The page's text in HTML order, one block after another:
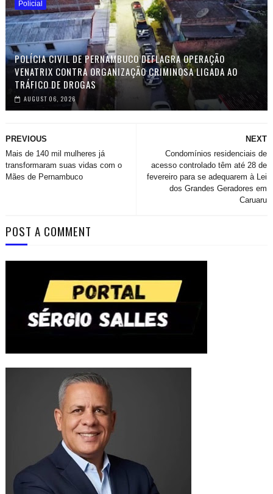
Policial
POLÍCIA CIVIL DE PERNAMBUCO DEFLAGRA OPERAÇÃO
VENATRIX CONTRA ORGANIZAÇÃO CRIMINOSA LIGADA AO
TRÁFICO DE DROGAS
AUGUST 06, 2026
NEXT
Condomínios residenciais de
acesso controlado têm até 28 de
fevereiro para se adequarem à Lei
dos Grandes Geradores em
Caruaru
PREVIOUS
Mais de 140 mil mulheres já
transformaram suas vidas com o
Mães de Pernambuco
POST A COMMENT